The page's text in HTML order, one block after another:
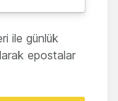
ile günlük
epostalar